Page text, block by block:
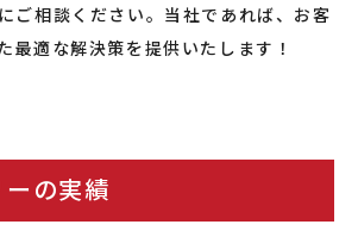
ご相談ください。当社であれば、お客
最適な解決策を提供いたします！
の実績